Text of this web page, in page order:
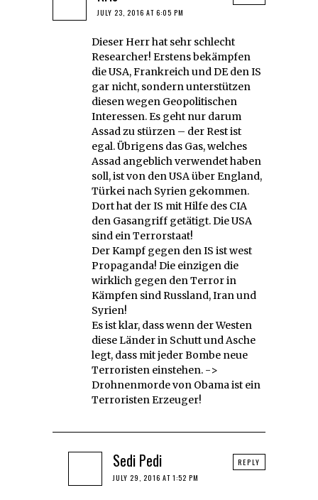
JULY 23, 2016 AT 6:05 PM
Dieser Herr hat sehr schlecht
Researcher! Erstens bekämpfen
die USA, Frankreich und DE den IS
gar nicht, sondern unterstützen
diesen wegen Geopolitischen
Interessen. Es geht nur darum
Assad zu stürzen – der Rest ist
egal. Übrigens das Gas, welches
Assad angeblich verwendet haben
soll, ist von den USA über England,
Türkei nach Syrien gekommen.
Dort hat der IS mit Hilfe des CIA
den Gasangriff getätigt. Die USA
sind ein Terrorstaat!
Der Kampf gegen den IS ist west
Propaganda! Die einzigen die
wirklich gegen den Terror in
Kämpfen sind Russland, Iran und
Syrien!
Es ist klar, dass wenn der Westen
diese Länder in Schutt und Asche
legt, dass mit jeder Bombe neue
Terroristen einstehen. ->
Drohnenmorde von Obama ist ein
Terroristen Erzeuger!
Sedi Pedi
JULY 29, 2016 AT 1:52 PM
REPLY